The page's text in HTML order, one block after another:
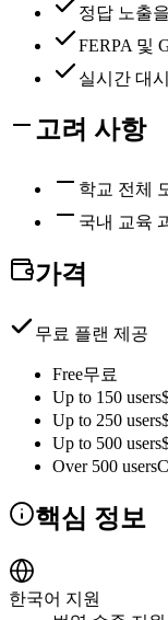
정답 노출
FERPA 및
실시간 대
고려 사항
학교 전체
국내 교육
가격
무료 플랜 제공
Free무료
Up to 150 users
Up to 250 users
Up to 500 users
Over 500 users
핵심 정보
한국어 지원